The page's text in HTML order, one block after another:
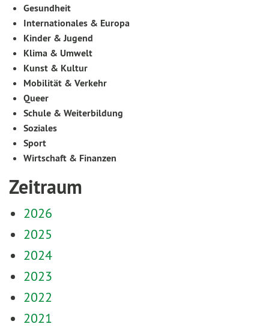
Gesundheit
Internationales & Europa
Kinder & Jugend
Klima & Umwelt
Kunst & Kultur
Mobilität & Verkehr
Queer
Schule & Weiterbildung
Soziales
Sport
Wirtschaft & Finanzen
Zeitraum
2026
2025
2024
2023
2022
2021